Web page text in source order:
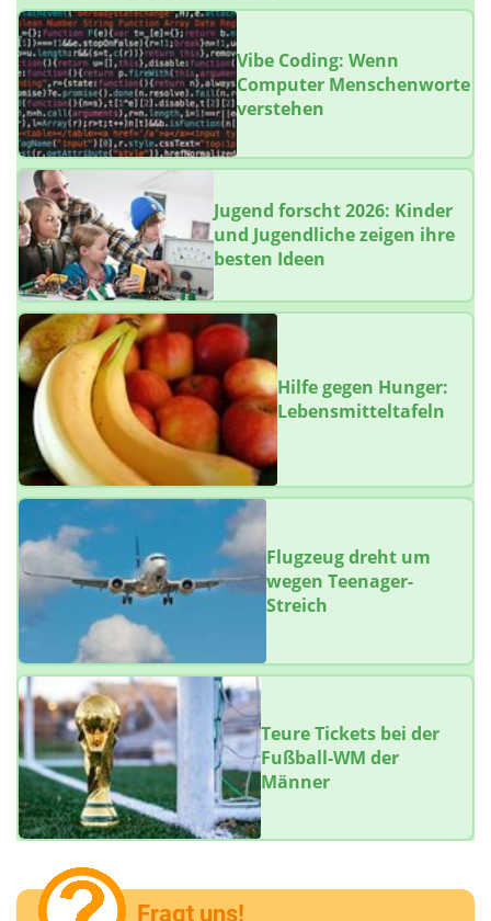
Vibe Coding: Wenn
Computer Menschenworte
verstehen
Jugend forscht 2026: Kinder
und Jugendliche zeigen ihre
besten Ideen
Hilfe gegen Hunger:
Lebensmitteltafeln
Flugzeug dreht um
wegen Teenager-
Streich
Teure Tickets bei der
Fußball-WM der
Männer
Fragt uns!